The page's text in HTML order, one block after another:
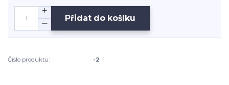
Přidat do košíku
Číslo produktu: -2